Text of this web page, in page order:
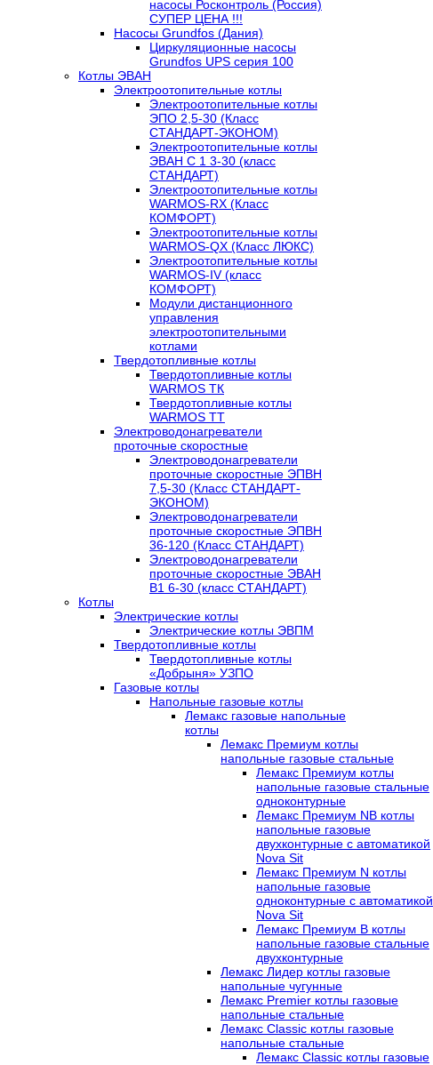
насосы Росконтроль (Россия)
СУПЕР ЦЕНА !!!
Насосы Grundfos (Дания)
Циркуляционные насосы
Grundfos UPS серия 100
Котлы ЭВАН
Электроотопительные котлы
Электроотопительные котлы
ЭПО 2,5-30 (Класс
СТАНДАРТ-ЭКОНОМ)
Электроотопительные котлы
ЭВАН С 1 3-30 (класс
СТАНДАРТ)
Электроотопительные котлы
WARMOS-RX (Класс
КОМФОРТ)
Электроотопительные котлы
WARMOS-QX (Класс ЛЮКС)
Электроотопительные котлы
WARMOS-IV (класс
КОМФОРТ)
Модули дистанционного
управления
электроотопительными
котлами
Твердотопливные котлы
Твердотопливные котлы
WARMOS TК
Твердотопливные котлы
WARMOS TT
Электроводонагреватели
проточные скоростные
Электроводонагреватели
проточные скоростные ЭПВН
7,5-30 (Класс СТАНДАРТ-
ЭКОНОМ)
Электроводонагреватели
проточные скоростные ЭПВН
36-120 (Класс СТАНДАРТ)
Электроводонагреватели
проточные скоростные ЭВАН
В1 6-30 (класс СТАНДАРТ)
Котлы
Электрические котлы
Электрические котлы ЭВПМ
Твердотопливные котлы
Твердотопливные котлы
«Добрыня» УЗПО
Газовые котлы
Напольные газовые котлы
Лемакс газовые напольные
котлы
Лемакс Премиум котлы
напольные газовые стальные
Лемакс Премиум котлы
напольные газовые стальные
одноконтурные
Лемакс Премиум NB котлы
напольные газовые
двухконтурные c автоматикой
Nova Sit
Лемакс Премиум N котлы
напольные газовые
одноконтурные c автоматикой
Nova Sit
Лемакс Премиум B котлы
напольные газовые стальные
двухконтурные
Лемакс Лидер котлы газовые
напольные чугунные
Лемакс Premier котлы газовые
напольные стальные
Лемакс Classic котлы газовые
напольные стальные
Лемакс Classic котлы газовые